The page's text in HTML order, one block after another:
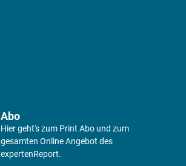
Abo
Hier geht's zum Print Abo und zum
gesamten Online Angebot des
expertenReport.